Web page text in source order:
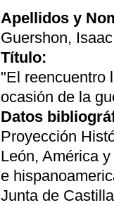
Apellidos y
Guershon, Isaac
Título:
"El reencuentro
ocasión de la
Datos
Proyección
León, América
e
Junta de